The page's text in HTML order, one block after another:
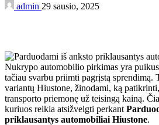
admin 29 sausio, 2025
Nukrypo automobilio pirkimas yra
tačiau svarbu priimti pagrįstą sprendimą.
variantų Hiustone, žinodami, ką
transporto priemonę už teisingą kainą.
kuriuos reikia atsižvelgti perkant
priklausantys automobiliai Hiustone.